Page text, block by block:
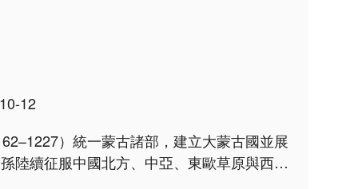
12
）統一蒙古諸部，建立大蒙古國並展
陸續征服中國北方、中亞、東歐草原與西